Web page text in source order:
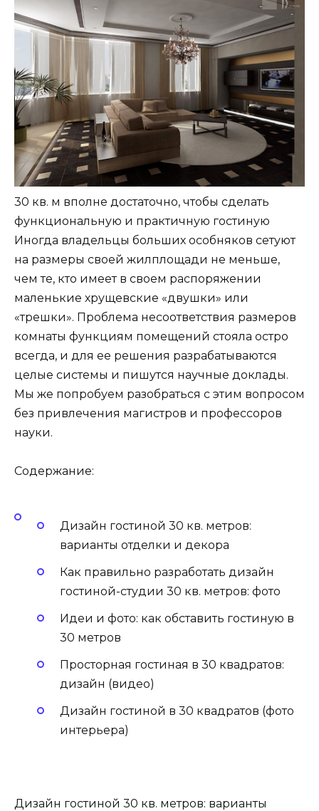
30 кв. м вполне достаточно, чтобы сделать
функциональную и практичную гостиную
Иногда владельцы больших особняков сетуют
на размеры своей жилплощади не меньше,
чем те, кто имеет в своем распоряжении
маленькие хрущевские «двушки» или
«трешки». Проблема несоответствия размеров
комнаты функциям помещений стояла остро
всегда, и для ее решения разрабатываются
целые системы и пишутся научные доклады.
Мы же попробуем разобраться с этим вопросом
без привлечения магистров и профессоров
науки.
Содержание:
Дизайн гостиной 30 кв. метров:
варианты отделки и декора
Как правильно разработать дизайн
гостиной-студии 30 кв. метров: фото
Идеи и фото: как обставить гостиную в
30 метров
Просторная гостиная в 30 квадратов:
дизайн (видео)
Дизайн гостиной в 30 квадратов (фото
интерьера)
Дизайн гостиной 30 кв. метров: варианты